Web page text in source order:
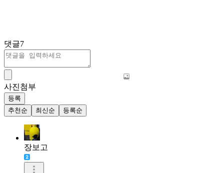
댓글7
사진첨부
등록
추천순
최신순 등록순
장보고